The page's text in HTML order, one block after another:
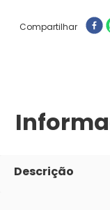
Compartilhar
Descrição